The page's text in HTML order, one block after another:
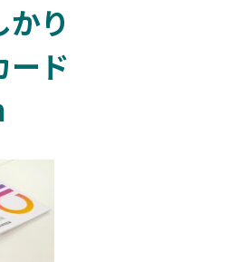
り
ード